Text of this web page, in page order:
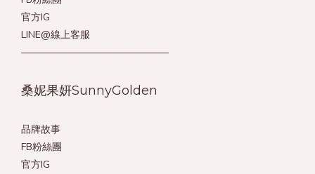
官方IG
LINE@線上客服
———————————————
桑妮果妍SunnyGolden
品牌故事
FB粉絲團
官方IG